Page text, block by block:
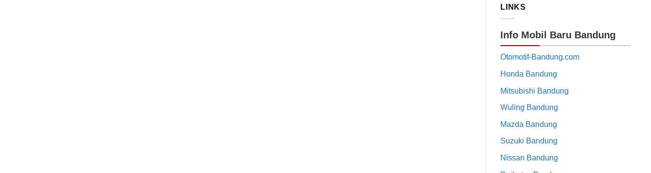
LINKS
Info Mobil Baru Bandung
Otomotif-Bandung.com
Honda Bandung
Mitsubishi Bandung
Wuling Bandung
Mazda Bandung
Suzuki Bandung
Nissan Bandung